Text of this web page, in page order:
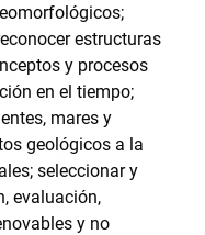
estructuras
y procesos
en el tiempo;
mares y
geológicos a la
seleccionar y
evaluación,
y no